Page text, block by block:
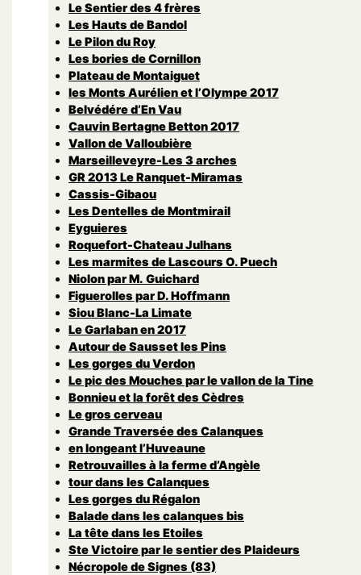
Le Sentier des 4 frères
Les Hauts de Bandol
Le Pilon du Roy
Les bories de Cornillon
Plateau de Montaiguet
les Monts Aurélien et l’Olympe 2017
Belvédére d’En Vau
Cauvin Bertagne Betton 2017
Vallon de Valloubière
Marseilleveyre-Les 3 arches
GR 2013 Le Ranquet-Miramas
Cassis-Gibaou
Les Dentelles de Montmirail
Eyguieres
Roquefort-Chateau Julhans
Les marmites de Lascours O. Puech
Niolon par M. Guichard
Figuerolles par D. Hoffmann
Siou Blanc-La Limate
Le Garlaban en 2017
Autour de Sausset les Pins
Les gorges du Verdon
Le pic des Mouches par le vallon de la Tine
Bonnieu et la forêt des Cèdres
Le gros cerveau
Grande Traversée des Calanques
en longeant l’Huveaune
Retrouvailles à la ferme d’Angèle
tour dans les Calanques
Les gorges du Régalon
Balade dans les calanques bis
La tête dans les Etoiles
Ste Victoire par le sentier des Plaideurs
Nécropole de Signes (83)